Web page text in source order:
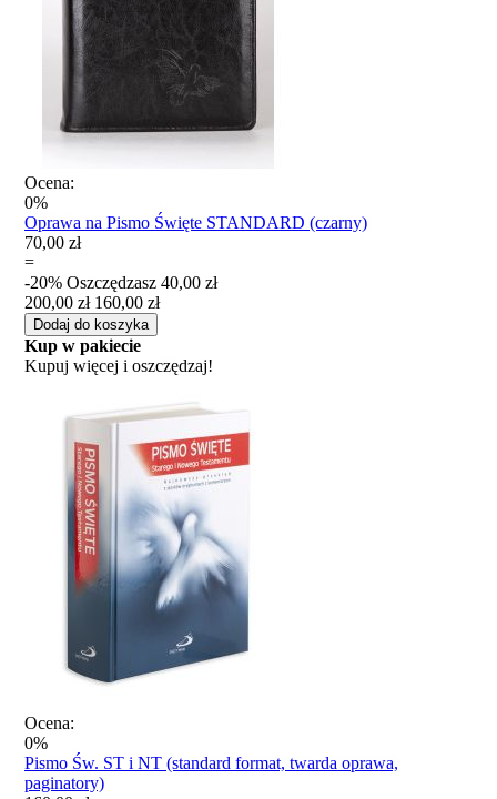
Ocena:
0%
Oprawa na Pismo Święte STANDARD (czarny)
70,00 zł
=
-20% Oszczędzasz 40,00 zł
200,00 zł 160,00 zł
Dodaj do koszyka
Kup w pakiecie
Kupuj więcej i oszczędzaj!
Ocena:
0%
Pismo Św. ST i NT (standard format, twarda oprawa,
paginatory)